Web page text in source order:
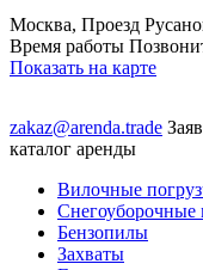
Москва, Проезд
Время работы
Показать на карте
zakaz@arenda.trade
каталог аренды
Вилочные
Бензопилы
Захваты